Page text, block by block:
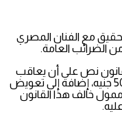
مع الفنان المصري
العامة.
نص على أن يعاقب
بغرامة لا تقل عن 1000 جنيه ولا تتجاوز 5000 جنيه، إضافة إلى تعويض
ممول خالف هذا القانون